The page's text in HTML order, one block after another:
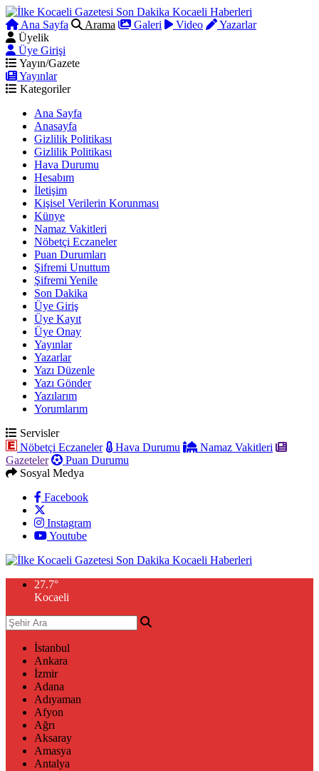
Ana Sayfa Arama Galeri Video
Yazarlar
Üyelik
Üye Girişi
Yayın/Gazete
Yayınlar
Kategoriler
Ana Sayfa
Anasayfa
Gizlilik Politikası
Gizlilik Politikası
Hava Durumu
Hesabım
İletişim
Kişisel Verilerin Korunması
Künye
Namaz Vakitleri
Nöbetçi Eczaneler
Puan Durumları
Şifremi Unuttum
Şifremi Yenile
Son Dakika
Üye Giriş
Üye Kayıt
Üye Onay
Yayınlar
Yazarlar
Yazı Düzenle
Yazı Gönder
Yazılarım
Yorumlarım
Servisler
Nöbetçi Eczaneler
Hava Durumu
Namaz Vakitleri
Gazeteler
Puan Durumu
Sosyal Medya
Facebook
Instagram
Youtube
27.7°
Kocaeli
İstanbul
Ankara
İzmir
Adana
Adıyaman
Afyon
Ağrı
Aksaray
Amasya
Antalya